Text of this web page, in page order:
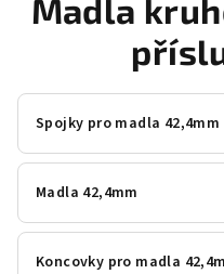
Madla
Spojky pro madla 42,4mm
Madla 42,4mm
Koncovky pro madla